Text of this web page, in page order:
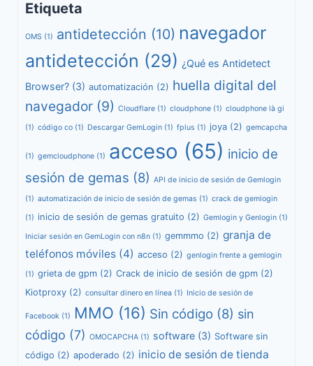
Etiqueta
OMS (1) antidetección (10) navegador
antidetección (29) ¿Qué es Antidetect
Browser? (3) automatización (2) huella digital del
navegador (9) Cloudflare (1) cloudphone (1) cloudphone là gi
(1) código co (1) Descargar GemLogin (1) fplus (1) joya (2) gemcapcha
(1) gemcloudphone (1) acceso (65) inicio de
sesión de gemas (8) API de inicio de sesión de Gemlogin
(1) automatización de inicio de sesión de gemas (1) crack de gemlogin
(1) inicio de sesión de gemas gratuito (2) Gemlogin y Genlogin (1)
Iniciar sesión en GemLogin con n8n (1) gemmmo (2) granja de
teléfonos móviles (4) acceso (2) genlogin frente a gemlogin
(1) grieta de gpm (2) Crack de inicio de sesión de gpm (2)
Kiotproxy (2) consultar dinero en línea (1) Inicio de sesión de
Facebook (1) MMO (16) Sin código (8) sin
código (7) OMOCAPCHA (1) software (3) Software sin
código (2) apoderado (2) inicio de sesión de tienda